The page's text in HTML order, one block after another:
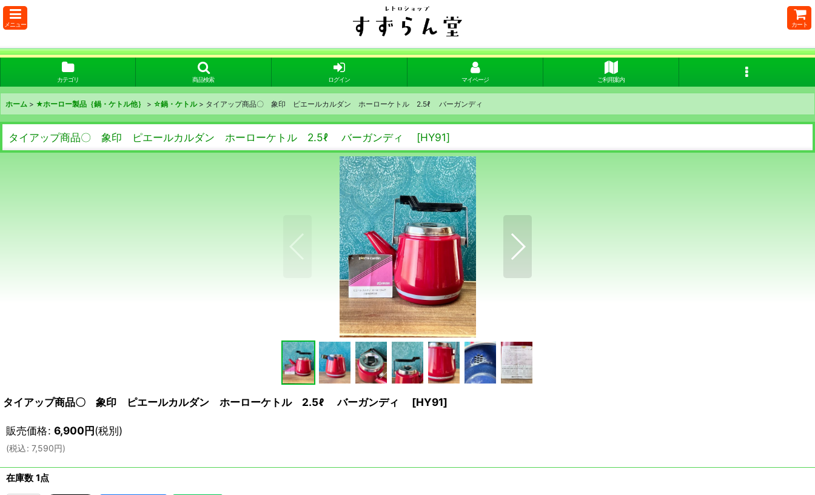
メニュー カート
カテゴリ 商品検索 ログイン マイページ ご利用案内
ホーム > ★ホーロー製品｛鍋・ケトル他｝ > ☆鍋・ケトル > タイアップ商品〇 象印 ピエールカルダン ホーローケトル 2.5ℓ バーガンディ
タイアップ商品〇 象印 ピエールカルダン ホーローケトル 2.5ℓ バーガンディ [HY91]
タイアップ商品〇 象印 ピエールカルダン ホーローケトル 2.5ℓ バーガンディ [HY91]
販売価格: 6,900円(税別)
(税込: 7,590円)
在庫数 1点